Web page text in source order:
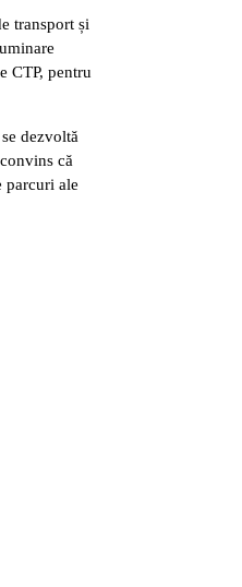
transport și
CTP, pentru
dezvoltă
că
parcuri ale